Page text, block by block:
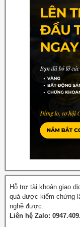
Hỗ trợ tài khoản giao
quả được kiểm chứng
nghề được.
Liên hệ Zalo: